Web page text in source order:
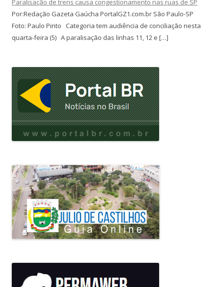
Por:Redação Gazeta Gaúcha PortalGZ1.com.br São Paulo-SP
Foto: Paulo Pinto Categoria tem audiência de conciliação nesta
quarta-feira (5) A paralisação das linhas 11, 12 e […]